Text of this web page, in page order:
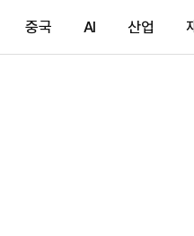
중국 AI 산업